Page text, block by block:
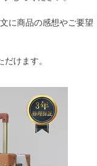
に商品の感想やご要望
けます。